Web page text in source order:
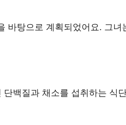
바탕으로 계획되었어요. 그
백질과 채소를 섭취하는 식